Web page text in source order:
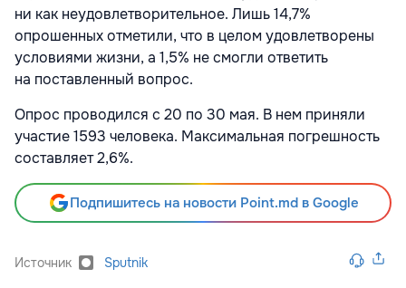
ни как неудовлетворительное. Лишь 14,7%
опрошенных отметили, что в целом удовлетворены
условиями жизни, а 1,5% не смогли ответить
на поставленный вопрос.
Опрос проводился с 20 по 30 мая. В нем приняли
участие 1593 человека. Максимальная погрешность
составляет 2,6%.
Подпишитесь на новости Point.md в Google
Источник Sputnik